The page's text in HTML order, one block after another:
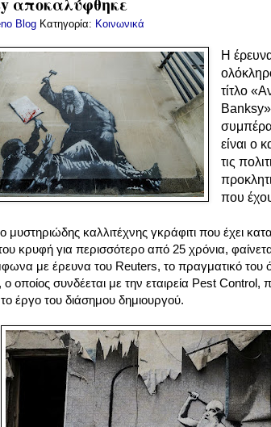
Blog Κατηγορία: Κοινωνικά
Η
τίτλο
είναι ο
τις
που
καλλιτέχνης γκράφιτι που έχει
κρυφή για περισσότερο από 25 χρόνια,
με έρευνα του Reuters, το πραγματικό του
, ο οποίος συνδέεται με την εταιρεία Pest Control,
έργο του διάσημου δημιουργού.